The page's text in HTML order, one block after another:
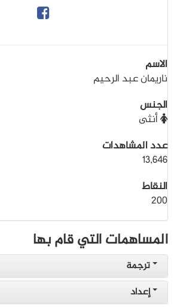
الاسم
ناريمان عبد الرحيم
الجنس
أنثى
عدد المشاهدات
13,646
النقاط
200
المساهمات التي قام بها
ترجمة
إعداد